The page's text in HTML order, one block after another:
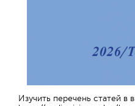
Изучить перечень статей